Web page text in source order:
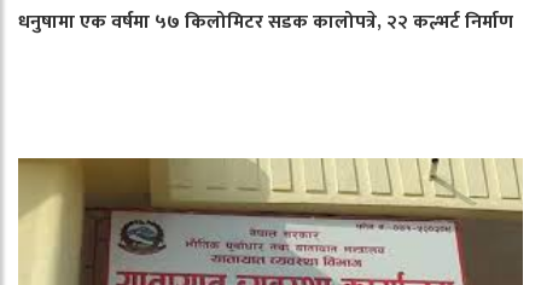
धनुषामा एक वर्षमा ५७ किलोमिटर सडक कालोपत्रे, २२ कल्भर्ट निर्माण